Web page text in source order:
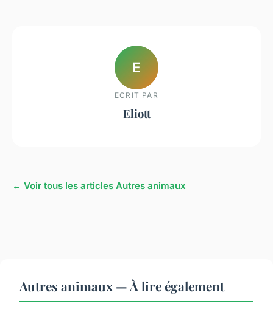
E
ECRIT PAR
Eliott
← Voir tous les articles Autres animaux
Autres animaux — À lire également